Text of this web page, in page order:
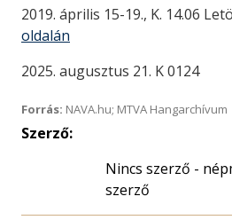
2019. április 15-19., K. 14.06
oldalán
2025. augusztus 21. K 0124
Forrás: NAVA.hu; MTVA Hangarchívum
Szerző:
Nincs szerző -
szerző